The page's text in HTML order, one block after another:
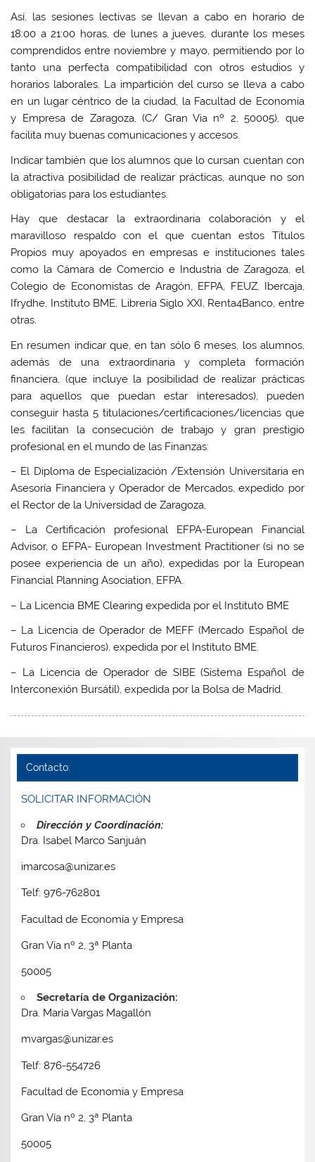
Así, las sesiones lectivas se llevan a cabo en horario de
18:00 a 21:00 horas, de lunes a jueves, durante los meses
comprendidos entre noviembre y mayo, permitiendo por lo
tanto una perfecta compatibilidad con otros estudios y
horarios laborales. La impartición del curso se lleva a cabo
en un lugar céntrico de la ciudad, la Facultad de Economía
y Empresa de Zaragoza, (C/ Gran Via nº 2, 50005), que
facilita muy buenas comunicaciones y accesos.
Indicar también que los alumnos que lo cursan cuentan con
la atractiva posibilidad de realizar prácticas, aunque no son
obligatorias para los estudiantes.
Hay que destacar la extraordinaria colaboración y el
maravilloso respaldo con el que cuentan estos Títulos
Propios muy apoyados en empresas e instituciones tales
como la Cámara de Comercio e Industria de Zaragoza, el
Colegio de Economistas de Aragón, EFPA, FEUZ, Ibercaja,
Ifrydhe, Instituto BME, Librería Siglo XXI, Renta4Banco, entre
otras.
En resumen indicar que, en tan sólo 6 meses, los alumnos,
además de una extraordinaria y completa formación
financiera, (que incluye la posibilidad de realizar prácticas
para aquellos que puedan estar interesados), pueden
conseguir hasta 5 titulaciones/certificaciones/licencias que
les facilitan la consecución de trabajo y gran prestigio
profesional en el mundo de las Finanzas:
– El Diploma de Especialización /Extensión Universitaria en
Asesoría Financiera y Operador de Mercados, expedido por
el Rector de la Universidad de Zaragoza,
– La Certificación profesional EFPA-European Financial
Advisor, o EFPA- European Investment Practitioner (si no se
posee experiencia de un año), expedidas por la European
Financial Planning Asociation, EFPA.
– La Licencia BME Clearing expedida por el Instituto BME
– La Licencia de Operador de MEFF (Mercado Español de
Futuros Financieros), expedida por el Instituto BME.
– La Licencia de Operador de SIBE (Sistema Español de
Interconexión Bursátil), expedida por la Bolsa de Madrid.
Contacto:
SOLICITAR INFORMACIÓN
Dirección y Coordinación:
Dra. Isabel Marco Sanjuán
imarcosa@unizar.es
Telf: 976-762801
Facultad de Economía y Empresa
Gran Vía nº 2, 3ª Planta
50005
Secretaría de Organización:
Dra. María Vargas Magallón
mvargas@unizar.es
Telf: 876-554726
Facultad de Economía y Empresa
Gran Vía nº 2, 3ª Planta
50005